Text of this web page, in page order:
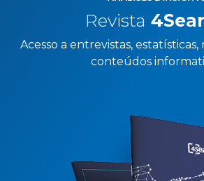
Revista
Acesso a entrevistas,
conteúdos